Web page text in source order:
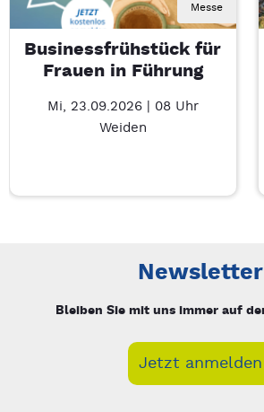
Messe
Businessfrühstück für
Frauen in Führung
Mi, 23.09.2026 | 08 Uhr
Weiden
Newsletter
Bleiben Sie mit uns immer auf
Jetzt anmelden